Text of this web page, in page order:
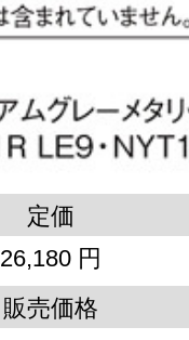
定価
26,180 円
販売価格